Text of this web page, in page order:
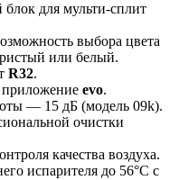
для мульти-сплит
выбора цвета
или белый.
R32.
приложение evo.
— 15 дБ (модель 09k).
очистки
качества воздуха.
испарителя до 56°C с